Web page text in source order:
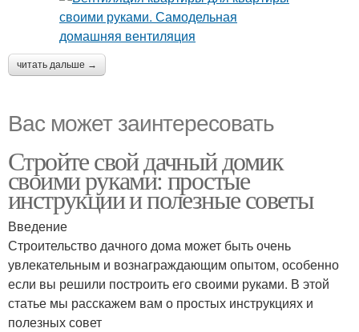
читать дальше →
Вас может заинтересовать
Стройте свой дачный домик
своими руками: простые
инструкции и полезные советы
Введение
Строительство дачного дома может быть очень
увлекательным и вознаграждающим опытом, особенно
если вы решили построить его своими руками. В этой
статье мы расскажем вам о простых инструкциях и
полезных совет